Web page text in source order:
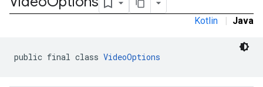
Kotlin | Java
public final class VideoOptions